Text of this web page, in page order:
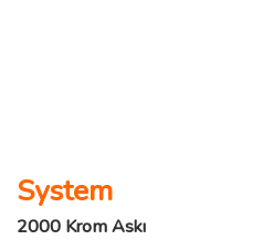
System
2000 Krom Askı